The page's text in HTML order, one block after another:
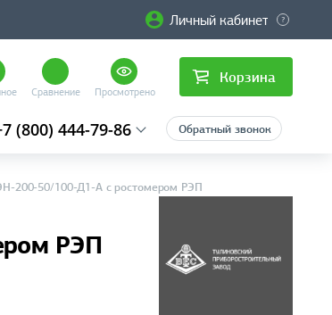
Личный кабинет
Сравнение Просмотрено
Корзина
(800) 444-79-86 Обратный звонок
200-50/100-Д1-А с ростомером РЭП
РЭП